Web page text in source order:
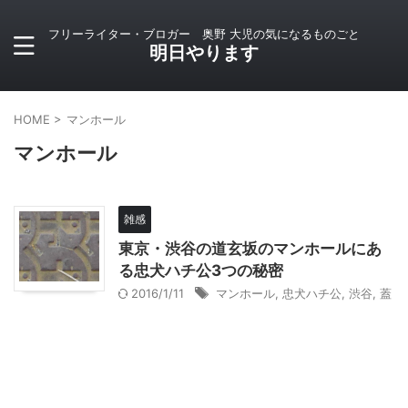
フリーライター・ブロガー 奥野 大児の気になるものごと
明日やります
HOME > マンホール
マンホール
雑感
東京・渋谷の道玄坂のマンホールにあ
る忠犬ハチ公3つの秘密
2016/1/11 マンホール 忠犬ハチ公 渋谷 蓋